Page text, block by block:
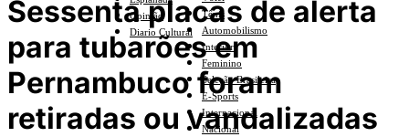
Tênis
Automobilismo
Interior
Feminino
Seleção Brasileira
E-Sports
Internacional
Nacional
Opinião
Diario Cultural
Sessenta placas de alerta
para tubarões em
Pernambuco foram
retiradas ou vandalizadas